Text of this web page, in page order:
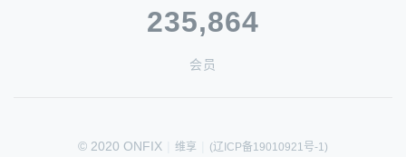
235,864
会员
© 2020 ONFIX 维享 (辽ICP备19010921号-1)